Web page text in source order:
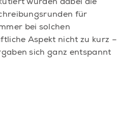
wurden dabei die
für
bei solchen
Aspekt nicht zu kurz –
sich ganz entspannt